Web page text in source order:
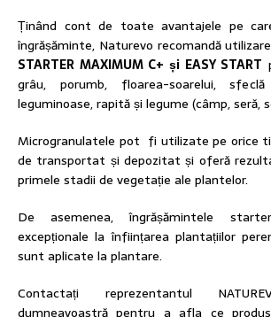
Ținând cont de toate avantajele pe
îngrășăminte, Naturevo recomandă
STARTER MAXIMUM C+ și EASY START
grâu, porumb, floarea-soarelui,
leguminoase, rapită și legume (câmp, seră,
Microgranulatele pot fi utilizate pe orice
de transportat și depozitat și oferă
primele stadii de vegetație ale plantelor.
De asemenea, îngrășămintele
excepționale la înființarea plantațiilor
sunt aplicate la plantare.
Contactați reprezentantul
dumneavoastră pentru a afla ce